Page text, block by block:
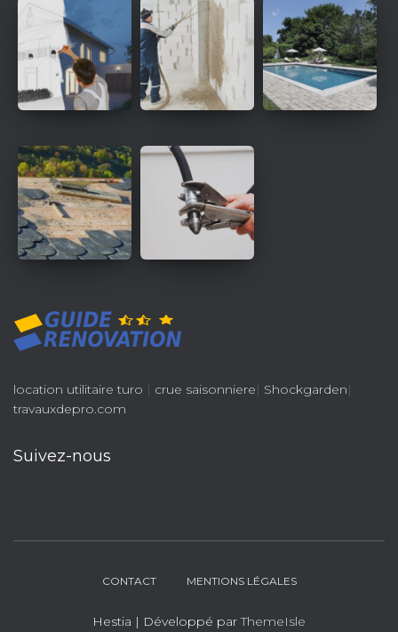
location utilitaire turo | crue saisonniere| Shockgarden|
travauxdepro.com
Suivez-nous
CONTACT MENTIONS LÉGALES
Hestia | Développé parThemeIsle